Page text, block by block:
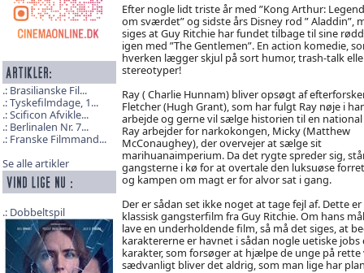
Brasilianske Fil...
Tyskefilmdage, 1...
Scificon Afvikle...
Berlinalen Nr. 7...
Franske Filmmand...
Se alle artikler
Dobbeltspil
Efter nogle lidt triste år med ”Kong Arthur:
om sværdet” og sidste års Disney rod ” Aladdin”,
siges at Guy Ritchie har fundet tilbage til sine
igen med ”The Gentlemen”. En action komedie,
hverken lægger skjul på sort humor, trash-talk
stereotyper!
Ray ( Charlie Hunnam) bliver opsøgt af
Fletcher (Hugh Grant), som har fulgt Ray nøje i
arbejde og gerne vil sælge historien til en national
Ray arbejder for narkokongen, Micky (Matthew
McConaughey), der overvejer at sælge sit
marihuanaimperium. Da det rygte spreder sig,
gangsterne i kø for at overtale den luksuøse
og kampen om magt er for alvor sat i gang.
Der er sådan set ikke noget at tage fejl af. Dette er
klassisk gangsterfilm fra Guy Ritchie. Om hans
lave en underholdende film, så må det siges, at
karaktererne er havnet i sådan nogle uetiske
karakter, som forsøger at hjælpe de unge på rette
sædvanligt bliver det aldrig, som man lige har